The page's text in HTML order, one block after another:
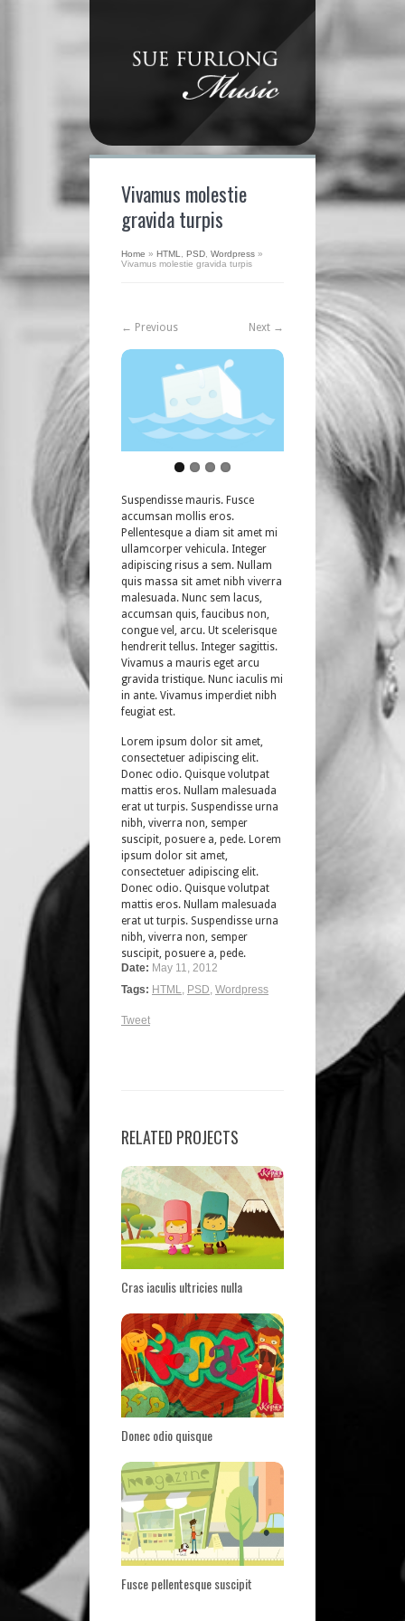
Vivamus molestie
gravida turpis
Home » HTML PSD Wordpress »
Vivamus molestie gravida turpis
← Previous Next →
Suspendisse mauris. Fusce
accumsan mollis eros.
Pellentesque a diam sit amet mi
ullamcorper vehicula. Integer
adipiscing risus a sem. Nullam
quis massa sit amet nibh viverra
malesuada. Nunc sem lacus,
accumsan quis, faucibus non,
congue vel, arcu. Ut scelerisque
hendrerit tellus. Integer sagittis.
Vivamus a mauris eget arcu
gravida tristique. Nunc iaculis mi
in ante. Vivamus imperdiet nibh
feugiat est.
Lorem ipsum dolor sit amet,
consectetuer adipiscing elit.
Donec odio. Quisque volutpat
mattis eros. Nullam malesuada
erat ut turpis. Suspendisse urna
nibh, viverra non, semper
suscipit, posuere a, pede. Lorem
ipsum dolor sit amet,
consectetuer adipiscing elit.
Donec odio. Quisque volutpat
mattis eros. Nullam malesuada
erat ut turpis. Suspendisse urna
nibh, viverra non, semper
suscipit, posuere a, pede.
Date: May 11, 2012
Tags: HTML PSD Wordpress
Tweet
RELATED PROJECTS
Cras iaculis ultricies nulla
Donec odio quisque
Fusce pellentesque suscipit